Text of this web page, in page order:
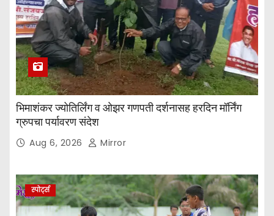
भिमाशंकर ज्योतिर्लिंग व ओझर गणपती दर्शनासह हरदिन मॉर्निंग
ग्रुपचा पर्यावरण संदेश
Aug 6, 2026 Mirror
स्पोर्ट्स